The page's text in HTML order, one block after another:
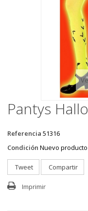
Pantys
Referencia 51316
Condición Nuevo producto
Tweet Compartir
Imprimir